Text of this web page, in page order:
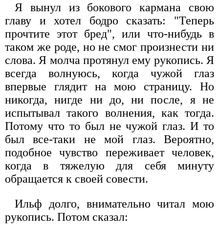
Я вынул из бокового кармана свою
главу и хотел бодро сказать: "Теперь
прочтите этот бред", или что-нибудь в
таком же роде, но не смог произнести ни
слова. Я молча протянул ему рукопись. Я
всегда волнуюсь, когда чужой глаз
впервые глядит на мою страницу. Но
никогда, нигде ни до, ни после, я не
испытывал такого волнения, как тогда.
Потому что то был не чужой глаз. И то
был все-таки не мой глаз. Вероятно,
подобное чувство переживает человек,
когда в тяжелую для себя минуту
обращается к своей совести.
Ильф долго, внимательно читал мою
рукопись. Потом сказал: